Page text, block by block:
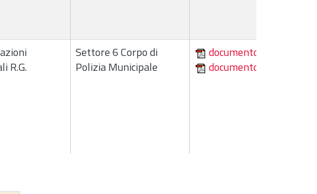
R.G.
Settore 6 Corpo di
Polizia Municipale
documento
documento